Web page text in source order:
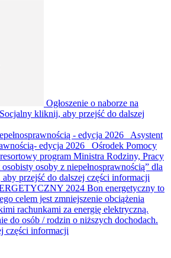
Ogłoszenie o naborze na
kliknij, aby przejść do dalszej
- edycja 2026
Asystent
edycja 2026 Ośrodek Pomocy
program Ministra Rodziny, Pracy
osoby z niepełnosprawnością” dla
przejść do dalszej części informacji
2024 Bon energetyczny to
celem jest zmniejszenie obciążenia
rachunkami za energię elektryczną.
do osób / rodzin o niższych dochodach.
części informacji